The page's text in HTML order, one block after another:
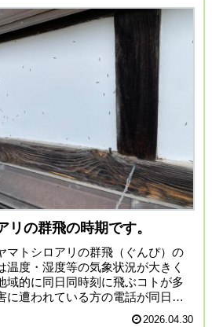
リの群飛の時期です。
マトシロアリの群飛（ぐんぴ）の
温度・湿度等の気象状況が大きく
域的に同日同時刻に飛ぶコトが多
に遭われている方の電話が同日に
とも珍しくありません。毎年書い
2026.04.30